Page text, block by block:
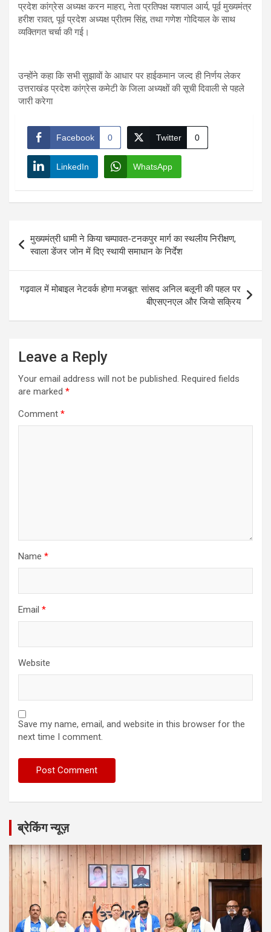
प्रदेश कांग्रेस अध्यक्ष करन माहरा, नेता प्रतिपक्ष यशपाल आर्य, पूर्व मुख्यमंत्र
हरीश रावत, पूर्व प्रदेश अध्यक्ष प्रीतम सिंह, तथा गणेश गोदियाल के साथ
व्यक्तिगत चर्चा की गई।
उन्होंने कहा कि सभी सुझावों के आधार पर हाईकमान जल्द ही निर्णय लेकर
उत्तराखंड प्रदेश कांग्रेस कमेटी के जिला अध्यक्षों की सूची दिवाली से पहले
जारी करेगा
Facebook 0 Twitter 0
LinkedIn WhatsApp
navigation
मुख्यमंत्री धामी ने किया चम्पावत-टनकपुर मार्ग का स्थलीय निरीक्षण,
स्वाला डेंजर जोन में दिए स्थायी समाधान के निर्देश
गढ़वाल में मोबाइल नेटवर्क होगा मजबूत: सांसद अनिल बलूनी की पहल पर
बीएसएनएल और जियो सक्रिय
Leave a Reply
Your email address will not be published. Required fields
are marked *
Comment *
Name *
Email *
Website
Save my name, email, and website in this browser for the
next time I comment.
ब्रेकिंग न्यूज़